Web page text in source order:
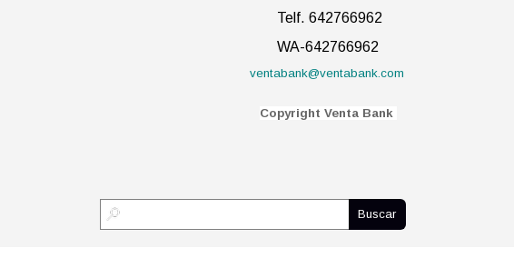
Copyright Venta Bank
Telf. 642766962
WA-642766962
ventabank@ventabank.com
Buscar